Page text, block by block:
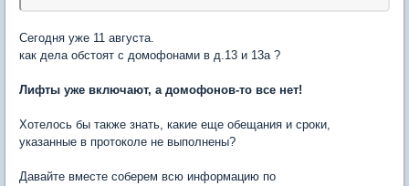
Сегодня уже 11 августа.
как дела обстоят с домофонами в д.13 и 13а ?
Лифты уже включают, а домофонов-то все нет!
Хотелось бы также знать, какие еще обещания и сроки,
указанные в протоколе не выполнены?
Давайте вместе соберем всю информацию по